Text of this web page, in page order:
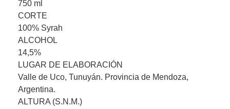
750 ml
CORTE
100% Syrah
ALCOHOL
14,5%
LUGAR DE ELABORACIÓN
Valle de Uco, Tunuyán. Provincia de Mendoza,
Argentina.
ALTURA (S.N.M.)